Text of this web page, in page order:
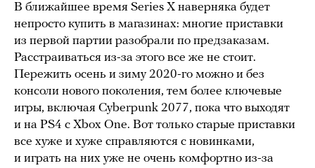
В ближайшее время Series X наверняка будет
непросто купить в магазинах: многие приставки
из первой партии разобрали по предзаказам.
Расстраиваться из-за этого все же не стоит.
Пережить осень и зиму 2020-го можно и без
консоли нового поколения, тем более ключевые
игры, включая Cyberpunk 2077, пока что выходят
и на PS4 с Xbox One. Вот только старые приставки
все хуже и хуже справляются с новинками,
и играть на них уже не очень комфортно из-за